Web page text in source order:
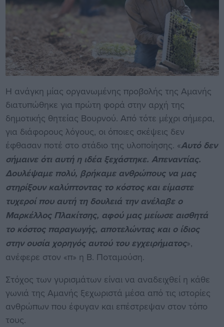
Η ανάγκη μίας οργανωμένης προβολής της Αμανής
διατυπώθηκε για πρώτη φορά στην αρχή της
δημοτικής θητείας Βουρνού. Από τότε μέχρι σήμερα,
για διάφορους λόγους, οι όποιες σκέψεις δεν
έφθασαν ποτέ στο στάδιο της υλοποίησης. «Αυτό δεν
σήμαινε ότι αυτή η ιδέα ξεχάστηκε. Απεναντίας.
Δουλέψαμε πολύ, βρήκαμε ανθρώπους να μας
στηρίξουν καλύπτοντας το κόστος και είμαστε
τυχεροί που αυτή τη δουλειά την ανέλαβε ο
Μαρκέλλος Πλακίτσης, αφού μας μείωσε αισθητά
το κόστος παραγωγής, αποτελώντας και ο ίδιος
στην ουσία χορηγός αυτού του εγχειρήματος»,
ανέφερε στον «π» η Β. Ποταμούση.
Στόχος των γυρισμάτων είναι να αναδειχθεί η κάθε
γωνιά της Αμανής ξεχωριστά μέσα από τις ιστορίες
ανθρώπων που έφυγαν και επέστρεψαν στον τόπο
τους.